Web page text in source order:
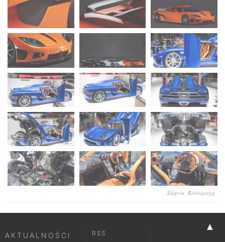
Zdjęcia: Koenigsegg
▲
AKTUALNOŚCI
RSS